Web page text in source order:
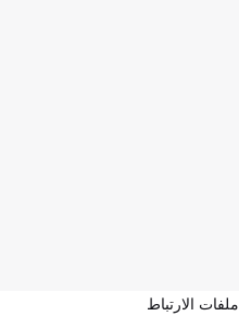
ملفات الارتباط